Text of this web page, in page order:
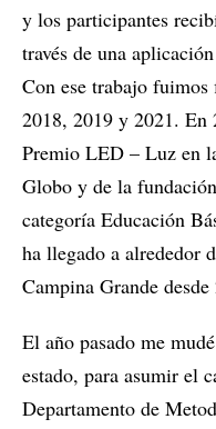
y los participantes
través de una
Con ese trabajo
2018, 2019 y 2021. En
Premio LED – Luz en
Globo y de la
categoría Educación
ha llegado a alrededor
Campina Grande desde
El año pasado me
estado, para asumir el
Departamento de